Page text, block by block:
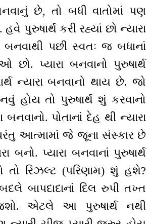
છે, તો બધી વાતોમાં પણ
પુરુષાર્થ કરી રહ્યાં છો ન્યારા
બનવાથી પછી સ્વતઃ જ બધાનાં
છો. પ્યારા બનવાનો પુરુષાર્થ
ન્યારા બનવાનો થાય છે. જો
હોય તો પુરુષાર્થ શું કરવાનો
બનવાનો. પોતાનાં દેહ થી ન્યારા
આત્મામાં જે જૂના સંસ્કાર છે
બનો. પ્યારા બનવાનાં પુરુષાર્થ
તો રિઝલ્ટ (પરિણામ) શું હશે?
બાપદાદાનાં દિલ રુપી તખ્ત
એટલે આ પુરુષાર્થ નથી